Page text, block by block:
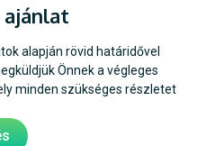
alapján rövid határidővel
Önnek a végleges
minden szükséges részletet